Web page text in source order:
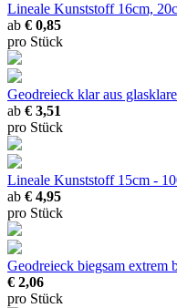
Lineale Kunststoff 16cm,
ab € 0,85
pro Stück
Geodreieck klaraus
ab € 3,51
pro Stück
Lineale Kunststoff 15cm -
ab € 4,95
pro Stück
Geodreieck biegsam extrem
€ 2,06
pro Stück